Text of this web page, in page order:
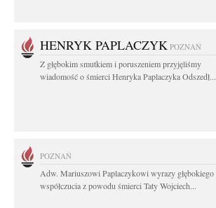
HENRYK PAPLACZYK POZNAŃ
Z głębokim smutkiem i poruszeniem przyjęliśmy
wiadomość o śmierci Henryka Paplaczyka Odszedł...
POZNAŃ
Adw. Mariuszowi Paplaczykowi wyrazy głębokiego
współczucia z powodu śmierci Taty Wojciech...